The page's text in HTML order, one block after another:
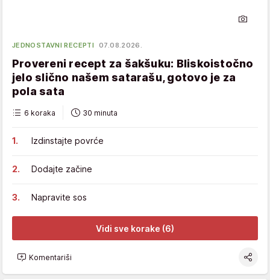
JEDNOSTAVNI RECEPTI 07.08.2026.
Provereni recept za šakšuku: Bliskoistočno
jelo slično našem satarašu, gotovo je za
pola sata
6 koraka 30 minuta
Izdinstajte povrće
Dodajte začine
Napravite sos
Vidi sve korake (6)
Komentariši